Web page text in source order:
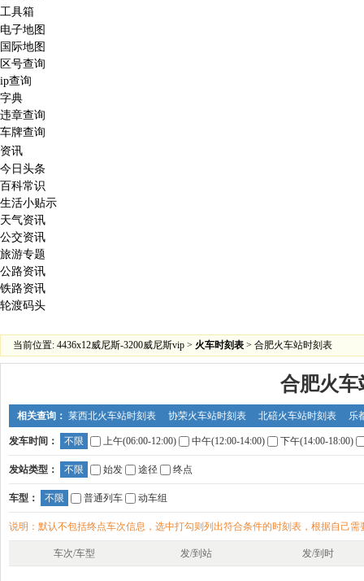
工具箱
电子地图
国际地图
区号查询
ip查询
字典
违章查询
车牌查询
资讯
今日头条
百科常识
生活小贴示
天气资讯
公交资讯
旅游专题
公路资讯
铁路资讯
轮渡码头
当前位置: 4436x12威尼斯-3200威尼斯vip > 火车时刻表 > 合肥火车站时刻表
合肥火车
相关查询： 莱西北火车站时刻表 协荣火车站时刻表 北碚火车站时刻表 乐
发车时间： 不限 上午(06:00-12:00) 中午(12:00-14:00) 下午(14:00-18:00)
发站类型： 不限 始发 途径 终点
车型： 不限 普通列车 动车组
说明：默认不包括终点车次信息，选中打勾则列出符合条件的时刻表，根据自己需
车次/车型 发/到站 发/到时